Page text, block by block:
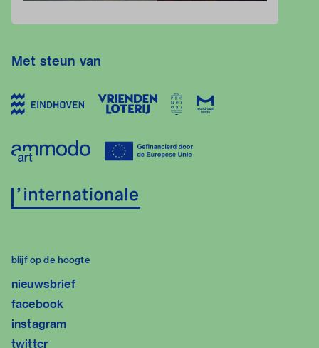
Met steun van
blijf op de hoogte
nieuwsbrief
facebook
instagram
twitter